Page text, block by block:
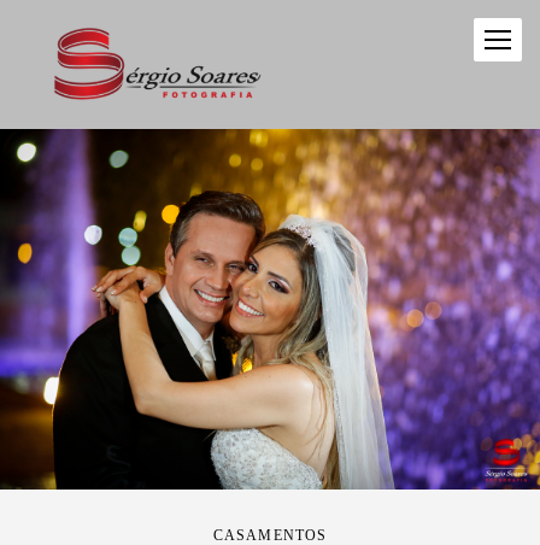
CASAMENTOS